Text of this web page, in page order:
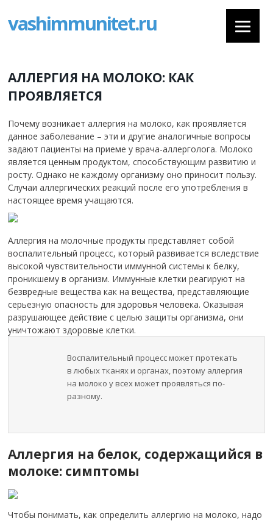
vashimmunitet.ru
АЛЛЕРГИЯ НА МОЛОКО: КАК
ПРОЯВЛЯЕТСЯ
Почему возникает аллергия на молоко, как проявляется
данное заболевание – эти и другие аналогичные вопросы
задают пациенты на приеме у врача-аллерголога. Молоко
является ценным продуктом, способствующим развитию и
росту. Однако не каждому организму оно приносит пользу.
Случаи аллергических реакций после его употребления в
настоящее время учащаются.
Аллергия на молочные продукты представляет собой
воспалительный процесс, который развивается вследствие
высокой чувствительности иммунной системы к белку,
проникшему в организм. Иммунные клетки реагируют на
безвредные вещества как на вещества, представляющие
серьезную опасность для здоровья человека. Оказывая
разрушающее действие с целью защиты организма, они
уничтожают здоровые клетки.
Воспалительный процесс может протекать
в любых тканях и органах, поэтому аллергия
на молоко у всех может проявляться по-
разному.
Аллергия на белок, содержащийся в
молоке: симптомы
Чтобы понимать, как определить аллергию на молоко, надо